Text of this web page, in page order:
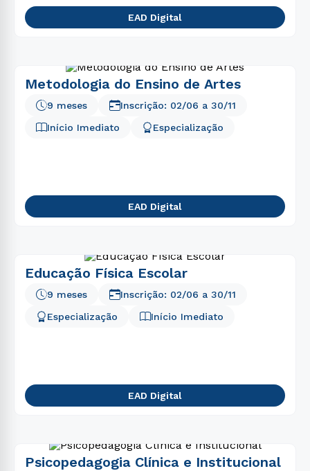
EAD Digital
Metodologia do Ensino de Artes
Início Imediato Especialização
9 meses Inscrição: 02/06 a 30/11
EAD Digital
Educação Física Escolar
Especialização Início Imediato
9 meses Inscrição: 02/06 a 30/11
EAD Digital
Psicopedagogia Clínica e Institucional